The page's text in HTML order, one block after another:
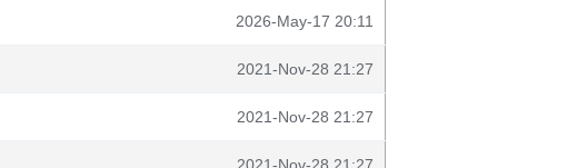
2026-May-17 20:11
2021-Nov-28 21:27
2021-Nov-28 21:27